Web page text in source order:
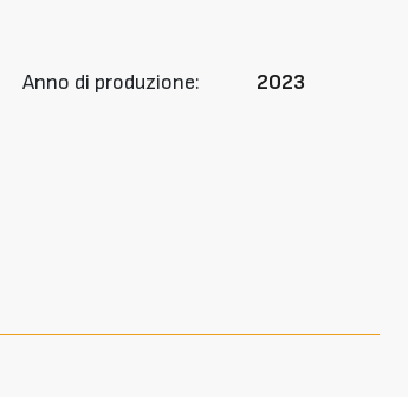
Anno di produzione:
2023